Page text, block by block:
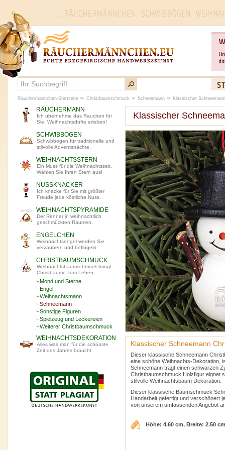
Klassischer
Klassischer Schneemann
Dieser klassische Schneemann
eine schöne Weihnachts-Dekoration,
Schneemann trägt einen schwarzen
Christbaumschmuck Holzfigur eignet
stilvolle Weihnachtsbaum Dekoration.
Dieser klassische Baumschmuck
Handarbeit gefertigt und verschönert
von unserem umfassenden Angebot
Höhe: 4.60 cm, Breite: 2.50 cm
RÄUCHERMANN
Ich übernehme das Rauchen für
Sie. Weihnachtsdüfte erleben!
SCHWIBBOGEN
Schwibbögen für traditionelle und
stilvolle Adventsnächte.
WEIHNACHTSSTERN
Ein Muss für die Weihnachtszeit.
Wählen Sie Ihren Stern aus!
NUSSKNACKER
Ich knacke für Sie mit größter
Freude jede köstliche Nuss.
WEIHNACHTSPYRAMIDE
Der Renner in weihnachtlich
geschmückten Räumen.
ENGELCHEN
Weihnachtsengel werden Sie
verzaubern und beflügeln
CHRISTBAUMSCHMUCK
Weihnachtsbaumschmuck bringt
Christbäume zum Leben
Mond und Sterne
Engel
Weihnachtsmann
Schneemann
Sonstige Figuren
Spielzeug und Leckereien
Weiterer Christbaumschmuck
WEIHNACHTSDEKORATION
Alles was man für die schönste
Zeit des Jahres braucht.
Räuchermännchen-Startseite Christbaumschmuck Schneemann Klassischer